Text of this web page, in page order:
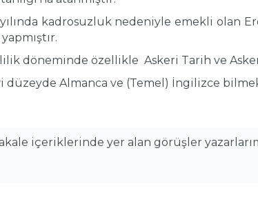
kadrosuzluk nedeniyle emekli olan
döneminde özellikle Askeri Tarih ve
düzeyde Almanca ve (Temel) İngilizce
içeriklerinde yer alan görüşler